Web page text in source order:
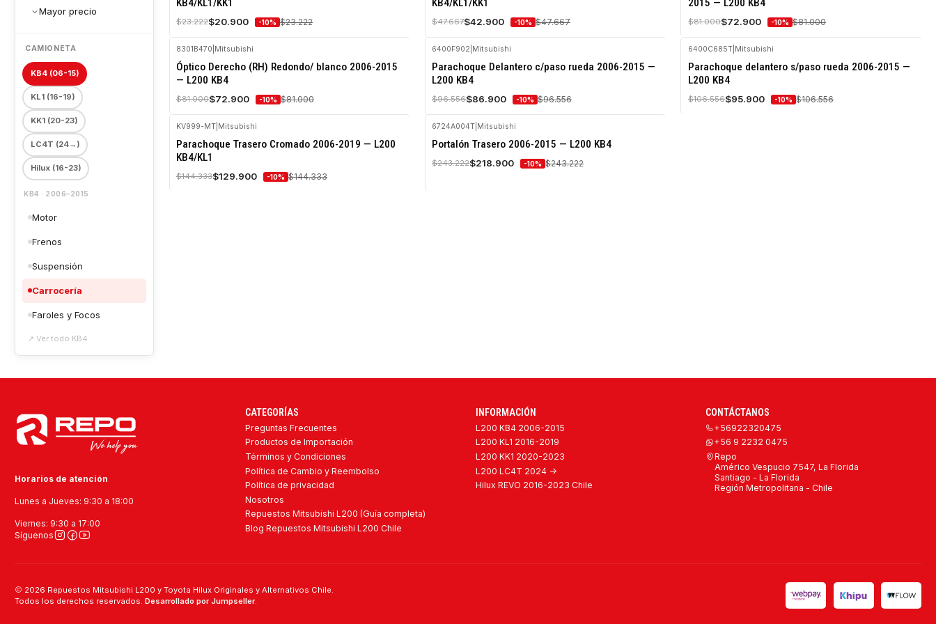
Mayor precio
CAMIONETA
KB4(06-15)
KL1(16-19)
KK1(20-23)
LC4T (24→)
Hilux(16-23)
KB4 · 2006–2015
Motor
Frenos
Suspensión
Carrocería
Faroles y Focos
↗ Ver todo KB4
KB4/KL1/KK1
$23.222$20.900 -10% $23.222
KB4/KL1/KK1
$47.667$42.900 -10% $47.667
2015 — L200 KB4
$81.000$72.900 -10% $81.000
-10%
OFF
8301B470 Mitsubishi
Óptico Derecho (RH) Redondo/ blanco 2006-2015
— L200 KB4
$81.000$72.900 -10% $81.000
-10%
OFF
6400F902 Mitsubishi
Parachoque Delantero c/paso rueda 2006-2015 —
L200 KB4
$96.556$86.900 -10% $96.556
-10%
OFF
6400C685T| Mitsubishi
Parachoque delantero s/paso rueda 2006-2015 —
L200 KB4
$106.556$95.900 -10% $106.556
-10%
OFF
KV999-MT Mitsubishi
Parachoque Trasero Cromado 2006-2019 — L200
KB4/KL1
$144.333$129.900 -10% $144.333
-10%
OFF
Agotado
6724A004T Mitsubishi
Portalón Trasero 2006-2015 — L200 KB4
$243.222$218.900 -10% $243.222
Horarios de atención
Lunes a Jueves: 9:30 a 18:00
Viernes: 9:30 a 17:00
Síguenos
CATEGORÍAS
Preguntas Frecuentes
Productos de Importación
Términos y Condiciones
Política de Cambio y Reembolso
Política de privacidad
Nosotros
Repuestos Mitsubishi L200 (Guía completa)
Blog Repuestos Mitsubishi L200 Chile
INFORMACIÓN
L200 KB4 2006-2015
L200 KL1 2016-2019
L200 KK1 2020-2023
L200 LC4T 2024 ->
Hilux REVO 2016-2023 Chile
CONTÁCTANOS
+56922320475
+56 9 2232 0475
Repo
Américo Vespucio 7547, La Florida
Santiago - La Florida
Región Metropolitana - Chile
2026 Repuestos Mitsubishi L200 y Toyota Hilux Originales y Alternativos Chile.
Todos los derechos reservados. Desarrollado por Jumpseller.